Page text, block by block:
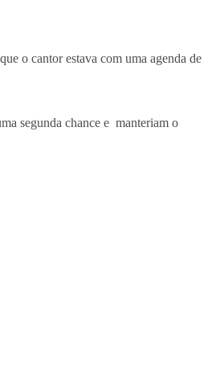
o cantor estava com uma agenda de
segunda chance e manteriam o